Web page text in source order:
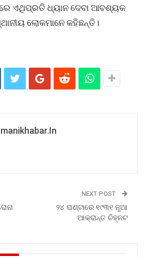
ଏଥିପ୍ରତି ଧ୍ୟାନ ଦେବା ଆବଶ୍ୟକ
ଲୋକମାନେ କହିଛନ୍ତି।
NEXT POST
୨୪ ଘଣ୍ଟାରେ ୧୯୩୧ ନୂଆ
ଆକ୍ରାନ୍ତ ଚିହ୍ନଟ